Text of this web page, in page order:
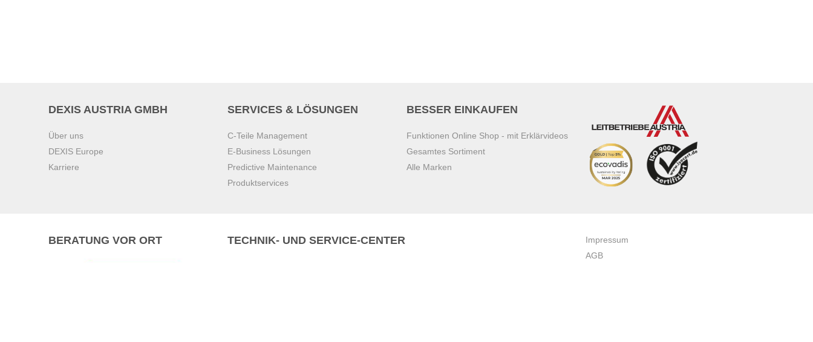
DEXIS AUSTRIA GMBH
Über uns
DEXIS Europe
Karriere
SERVICES & LÖSUNGEN
C-Teile Management
E-Business Lösungen
Predictive Maintenance
Produktservices
BESSER EINKAUFEN
Funktionen Online Shop - mit Erklärvideos
Gesamtes Sortiment
Alle Marken
BERATUNG VOR ORT TECHNIK- UND SERVICE-CENTER
Impressum
AGB